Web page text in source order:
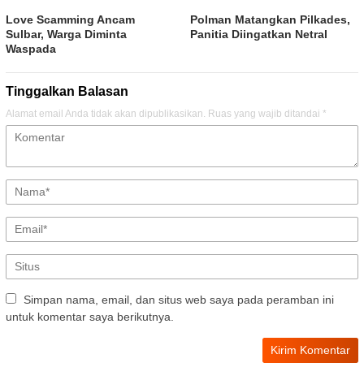
Love Scamming Ancam
Sulbar, Warga Diminta
Waspada
Polman Matangkan Pilkades,
Panitia Diingatkan Netral
Tinggalkan Balasan
Alamat email Anda tidak akan dipublikasikan. Ruas yang wajib ditandai *
Simpan nama, email, dan situs web saya pada peramban ini
untuk komentar saya berikutnya.